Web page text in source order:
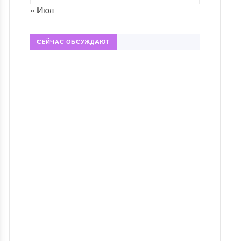
« Июл
СЕЙЧАС ОБСУЖДАЮТ